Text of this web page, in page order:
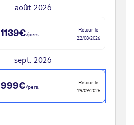
août 2026
1139€/pers.
Retour le
22/08/2026
sept. 2026
999€/pers.
Retour le
19/09/2026